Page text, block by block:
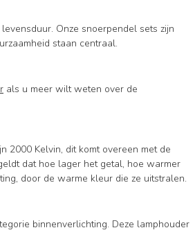
Onze snoerpendel sets zijn
staan centraal.
als u meer wilt weten over de
2000 Kelvin, dit komt overeen met de
dat hoe lager het getal, hoe warmer
door de warme kleur die ze uitstralen.
binnenverlichting. Deze lamphouder